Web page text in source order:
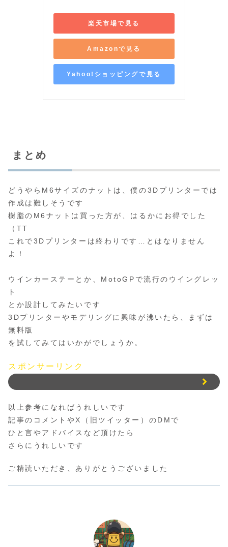
楽天市場で見る
Amazonで見る
Yahoo!ショッピングで見る
まとめ
どうやらM6サイズのナットは、僕の3Dプリンターでは
作成は難しそうです
樹脂のM6ナットは買った方が、はるかにお得でした
（TT
これで3Dプリンターは終わりです…とはなりません
よ！
ウインカーステーとか、MotoGPで流行のウイングレッ
ト
とか設計してみたいです
3Dプリンターやモデリングに興味が沸いたら、まずは
無料版
を試してみてはいかがでしょうか。
スポンサーリンク
以上参考になればうれしいです
記事のコメントやX（旧ツイッター）のDMで
ひと言やアドバイスなど頂けたら
さらにうれしいです
ご精読いただき、ありがとうございました